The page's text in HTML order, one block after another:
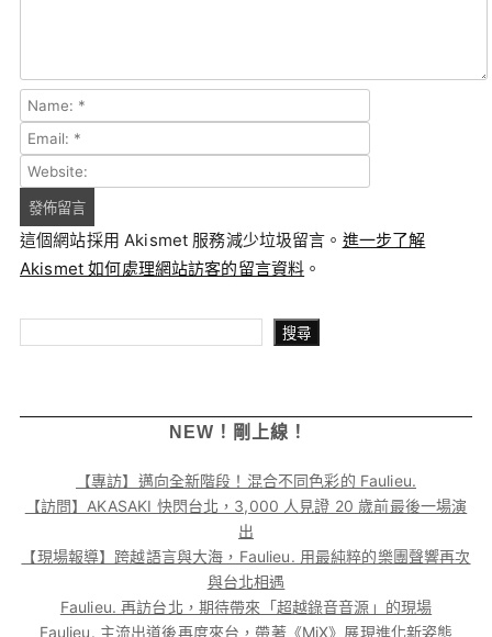
這個網站採用 Akismet 服務減少垃圾留言。 進一步了解
Akismet 如何處理網站訪客的留言資料 。
搜尋
NEW！剛上線！
【專訪】邁向全新階段！混合不同色彩的 Faulieu.
【訪問】AKASAKI 快閃台北，3,000 人見證 20 歲前最後一場演
出
【現場報導】跨越語言與大海，Faulieu. 用最純粹的樂團聲響再次
與台北相遇
Faulieu. 再訪台北，期待帶來「超越錄音音源」的現場
Faulieu. 主流出道後再度來台，帶著《MiX》展現進化新姿態